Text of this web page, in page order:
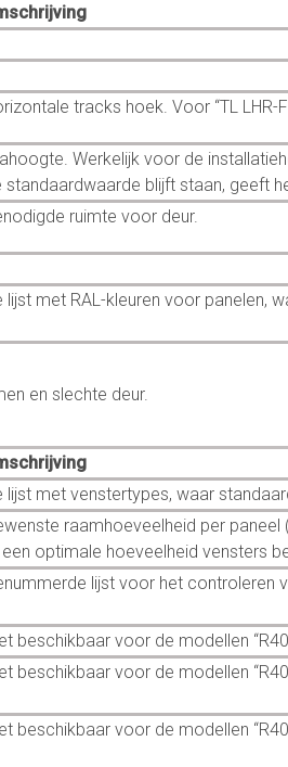
tracks hoek. Voor “TL LHR-
Werkelijk voor de
standaardwaarde blijft staan, geeft
ruimte voor deur.
lijst met RAL-kleuren voor panelen,
en slechte deur.
lijst met venstertypes, waar
raamhoeveelheid per
optimale hoeveelheid vensters
lijst voor het controleren
beschikbaar voor de modellen “R40-
beschikbaar voor de modellen “R40-
beschikbaar voor de modellen “R40-